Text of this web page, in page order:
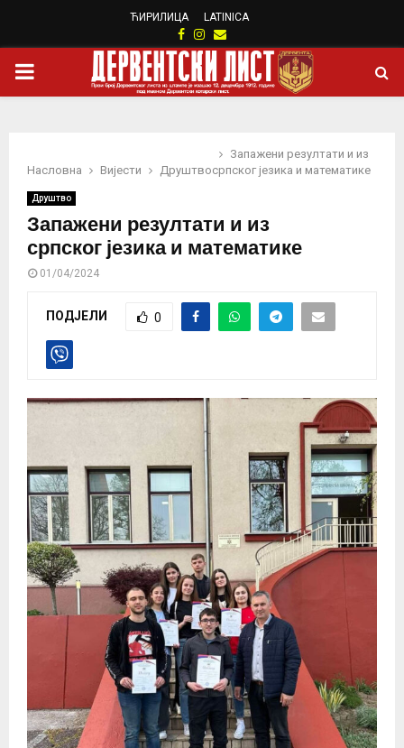
ЋИРИЛИЦА LATINICA
Facebook
Instagram
Email
PRIMARY
Насловна Вијести Друштво
Запажени резултати и из
српског језика и математике
Друштво
Запажени резултати и из
српског језика и математике
01/04/2024
ПОДЈЕЛИ 0